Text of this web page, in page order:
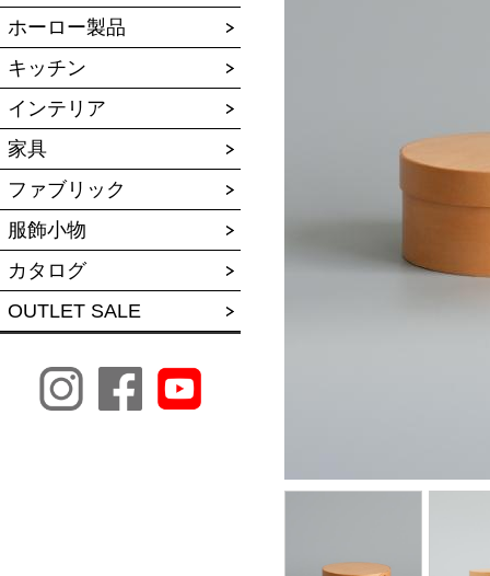
ホーロー製品
キッチン
インテリア
家具
ファブリック
服飾小物
カタログ
OUTLET SALE